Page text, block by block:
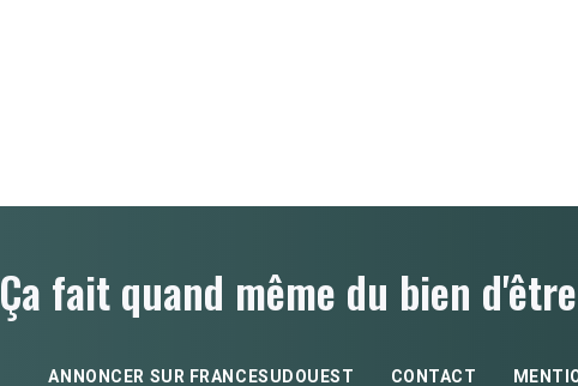
Ça fait quand même du bien
ANNONCER SUR FRANCESUDOUEST CONTACT